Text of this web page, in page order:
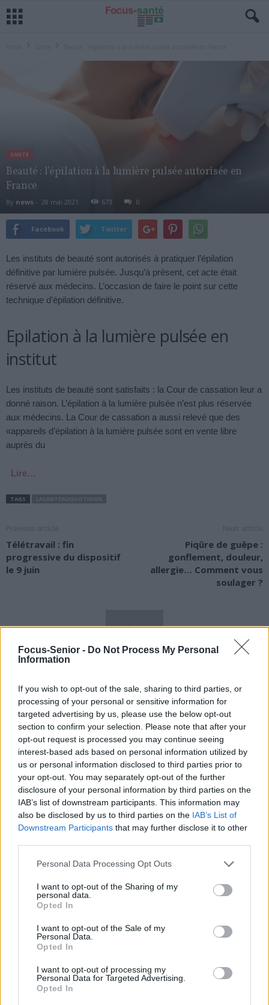
Focus-Senior - Do Not Process My Personal
Information
If you wish to opt-out of the sale, sharing to third parties, or
processing of your personal or sensitive information for
targeted advertising by us, please use the below opt-out
section to confirm your selection. Please note that after your
opt-out request is processed you may continue seeing
interest-based ads based on personal information utilized by
us or personal information disclosed to third parties prior to
your opt-out. You may separately opt-out of the further
disclosure of your personal information by third parties on the
IAB’s list of downstream participants. This information may
also be disclosed by us to third parties on the IAB’s List of
Downstream Participants that may further disclose it to other
Personal Data Processing Opt Outs
I want to opt-out of the Sharing of my
personal data.
Opted In
I want to opt-out of the Sale of my
Personal Data.
Opted In
I want to opt-out of processing my
Personal Data for Targeted Advertising.
Opted In
SANTÉ
Beauté : l’épilation à la lumière pulsée autorisée en
France
By news - 28 mai 2021 673 0
Facebook Twitter
Les instituts de beauté sont autorisés à pratiquer l’épilation
définitive par lumière pulsée. Jusqu’à présent, cet acte était
réservé aux médecins. L’occasion de faire le point sur cette
technique d’épilation définitive.
Epilation à la lumière pulsée en
institut
Les instituts de beauté sont satisfaits : la Cour de cassation leur a
donné raison. L’épilation à la lumière pulsée n’est plus réservée
aux médecins. La Cour de cassation a aussi relevé que des
«appareils d’épilation à la lumière pulsée sont en vente libre
auprès du
Lire…
TAGS
Télétravail : fin
progressive du dispositif
le 9 juin
Piqûre de guêpe :
gonflement, douleur,
allergie… Comment vous
soulager ?
RELATED ARTICLES MORE FROM AUTHOR
Santé
Sieste après 65 ans : la
cerveau ou le mettre en
danger
Santé
Ménopause et
problèmes urinaires : le
secret inattendu des
sous-vêtements à
découvrir
Santé
Ménopause précoce : le
d’hypertension à ne pas
ignorer
Popular Posts
Rhume: pourquoi faut-il se méfier d’Humex ou de Fervex ?
24 janvier 2023
10 remèdes naturels contre l’insomnie
17 mai 2016
Déjà contaminé par la Covid : dois-je me faire vacciner ?